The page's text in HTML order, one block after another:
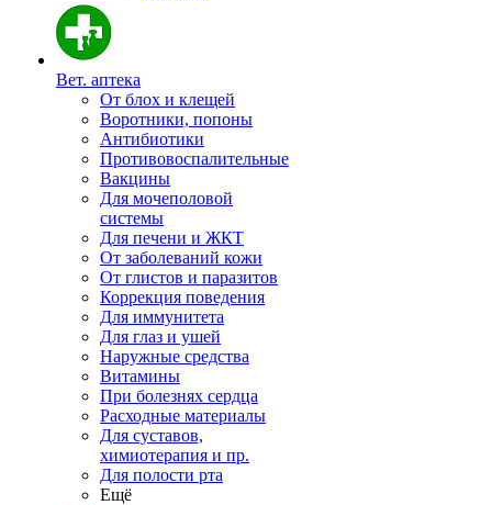
Вет. аптека
От блох и клещей
Воротники, попоны
Антибиотики
Противовоспалительные
Вакцины
Для мочеполовой
системы
Для печени и ЖКТ
От заболеваний кожи
От глистов и паразитов
Коррекция поведения
Для иммунитета
Для глаз и ушей
Наружные средства
Витамины
При болезнях сердца
Расходные материалы
Для суставов,
химиотерапия и пр.
Для полости рта
Ещё